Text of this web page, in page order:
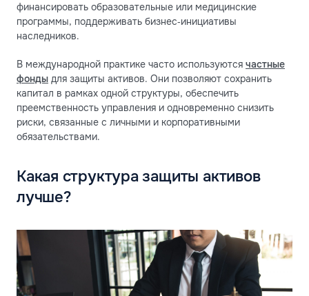
финансировать образовательные или медицинские
программы, поддерживать бизнес‑инициативы
наследников.
В международной практике часто используются частные
фонды для защиты активов. Они позволяют сохранить
капитал в рамках одной структуры, обеспечить
преемственность управления и одновременно снизить
риски, связанные с личными и корпоративными
обязательствами.
Какая структура защиты активов
лучше?